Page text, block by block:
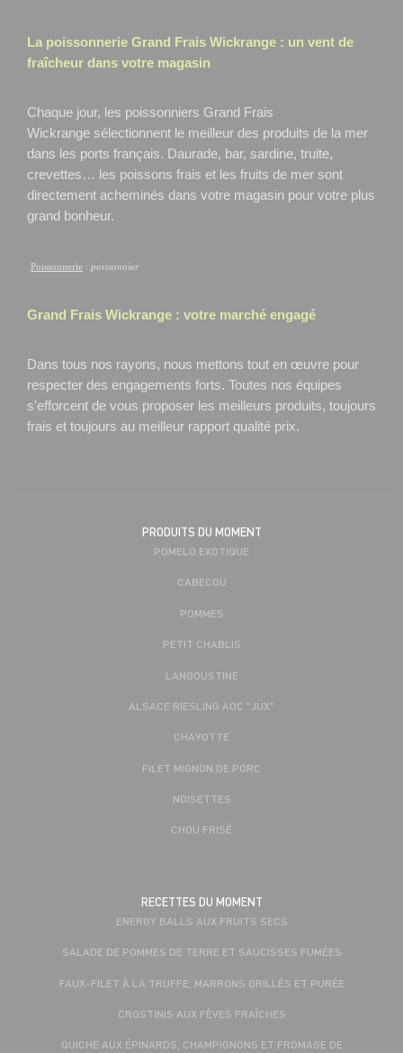
La poissonnerie Grand Frais Wickrange : un vent de
fraîcheur dans votre magasin
Chaque jour, les poissonniers Grand Frais
Wickrange sélectionnent le meilleur des produits de la mer
dans les ports français. Daurade, bar, sardine, truite,
crevettes… les poissons frais et les fruits de mer sont
directement acheminés dans votre magasin pour votre plus
grand bonheur.
Poissonnerie : poissonnier
Grand Frais Wickrange : votre marché engagé
Dans tous nos rayons, nous mettons tout en œuvre pour
respecter des engagements forts. Toutes nos équipes
s’efforcent de vous proposer les meilleurs produits, toujours
frais et toujours au meilleur rapport qualité prix.
PRODUITS DU MOMENT
POMELO EXOTIQUE
CABECOU
POMMES
PETIT CHABLIS
LANGOUSTINE
ALSACE RIESLING AOC "JUX"
CHAYOTTE
FILET MIGNON DE PORC
NOISETTES
CHOU FRISÉ
RECETTES DU MOMENT
ENERGY BALLS AUX FRUITS SECS
SALADE DE POMMES DE TERRE ET SAUCISSES FUMÉES
FAUX-FILET À LA TRUFFE, MARRONS GRILLÉS ET PURÉE
CROSTINIS AUX FÈVES FRAÎCHES
QUICHE AUX ÉPINARDS, CHAMPIGNONS ET FROMAGE DE